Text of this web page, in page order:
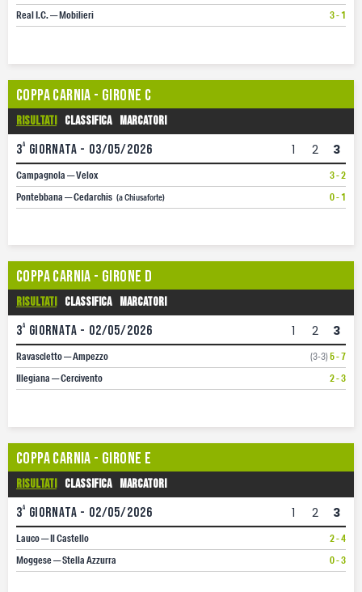
Real I.C. — Mobilieri
3 - 1
Coppa Carnia - Girone C
Risultati Classifica Marcatori
3a giornata - 03/05/2026 1 2 3
Campagnola — Velox
3 - 2
Pontebbana — Cedarchis (a Chiusaforte) 0 - 1
Coppa Carnia - Girone D
Risultati Classifica Marcatori
3a giornata - 02/05/2026 1 2 3
Ravascletto — Ampezzo (3-3)5 - 7
Illegiana — Cercivento
2 - 3
Coppa Carnia - Girone E
Risultati Classifica Marcatori
3a giornata - 02/05/2026 1 2 3
Lauco — Il Castello
2 - 4
Moggese — Stella Azzurra
0 - 3